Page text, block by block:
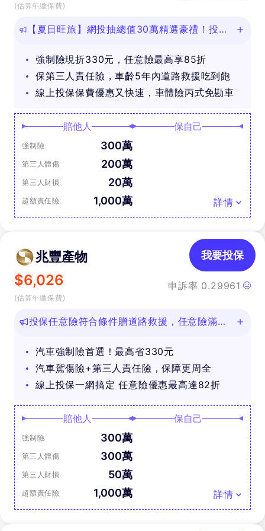
(估算年繳保費)
【夏日旺旅】網投抽總值30萬精選豪禮！投保
強制險現折330元，任意險最高享85折
保第三人責任險，車齡5年內道路救援吃到飽
線上投保保費優惠又快速，車體險丙式免勘車
賠他人
強制險 300萬
第三人體傷 200萬
第三人財損 20萬
超額責任險 1,000萬
保自己
詳情
兆豐產物
$6,026
(估算年繳保費)
申訴率 0.29961
我要投保
投保任意險符合條件贈道路救援，任意險滿
汽車強制險首選！最高省330元
汽車駕傷險+第三人責任險，保障更周全
線上投保一網搞定 任意險優惠最高達82折
賠他人
強制險 300萬
第三人體傷 300萬
第三人財損 50萬
超額責任險 1,000萬
保自己
詳情